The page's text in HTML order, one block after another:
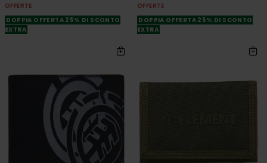
OFFERTE
DOPPIA OFFERTA 25% DI SCONTO
EXTRA
OFFERTE
DOPPIA OFFERTA 25% DI SCONTO
EXTRA